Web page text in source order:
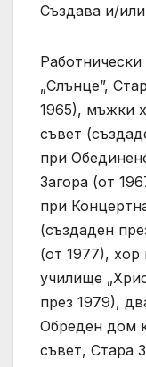
Създава и/
„Слънце”,
1965), мъжки
съвет
при
Загора (от
при
(създаден
(от 1977),
училище
през 1979),
Обреден дом
съвет, Стара